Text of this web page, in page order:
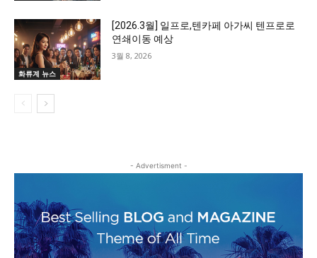
화류계 뉴스
[2026.3월] 일프로,텐카페 아가씨 텐프로로
연쇄이동 예상
3월 8, 2026
- Advertisment -